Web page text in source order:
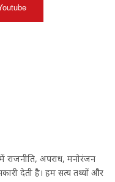
राजनीति, अपराध, मनोरंजन
देती है। हम सत्य तथ्यों और